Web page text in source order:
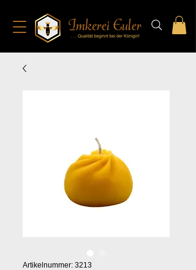
Artikelnummer: 3213